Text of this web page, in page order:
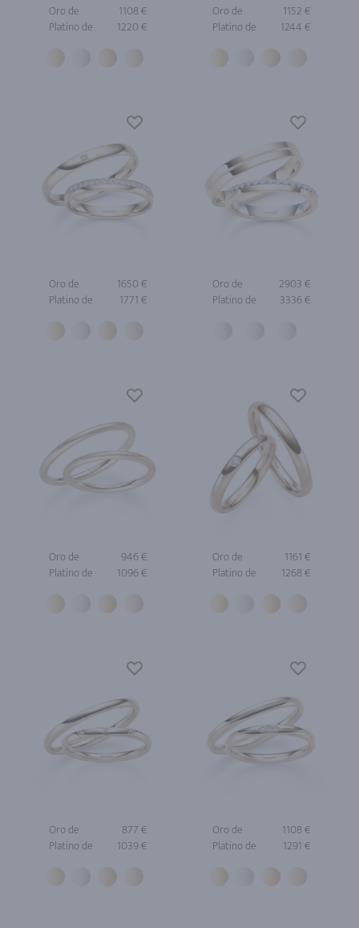
Oro de
1108 €
Platino de
1220 €
Oro de
1152 €
Platino de
1244 €
Oro de
1650 €
Platino de
1771 €
Oro de
2903 €
Platino de
3336 €
Oro de
946 €
Platino de
1096 €
Oro de
1161 €
Platino de
1268 €
Oro de
877 €
Platino de
1039 €
Oro de
1108 €
Platino de
1291 €